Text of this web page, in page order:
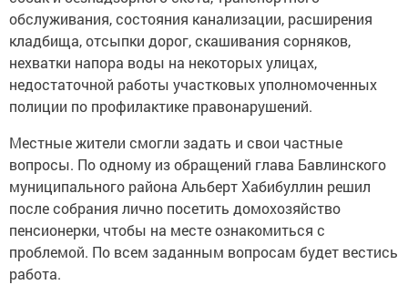
обслуживания, состояния канализации, расширения
кладбища, отсыпки дорог, скашивания сорняков,
нехватки напора воды на некоторых улицах,
недостаточной работы участковых уполномоченных
полиции по профилактике правонарушений.
Местные жители смогли задать и свои частные
вопросы. По одному из обращений глава Бавлинского
муниципального района Альберт Хабибуллин решил
после собрания лично посетить домохозяйство
пенсионерки, чтобы на месте ознакомиться с
проблемой. По всем заданным вопросам будет вестись
работа.